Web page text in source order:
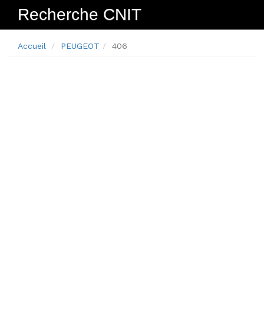
Recherche CNIT
Accueil PEUGEOT 406